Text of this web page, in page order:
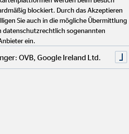
Rücksitze, die leichten Sachen
sicher in den Türen, unter
an den Rückenlehnen
im Kofferraum höher gestapelt als
Sicherungsnetz benutzen.
Spielzeug für die Kinder sollte
Als Fingerfood eignen sich zum
belegte Brote oder Wraps – denn
sind wichtig für die
auch häufige Pausen, kleine
und ausreichendes
blockiert. Durch das Akzeptieren
Sie auch in die mögliche Übermittlung
datenschutzrechtlich sogenannten
ein.
OVB, Google Ireland Ltd.